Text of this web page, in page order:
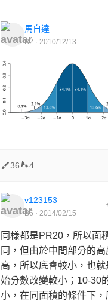
馬自達
B2 · 2010/12/13
36 4
v123153
B6 · 2014/02/15
同樣都是PR20，所以面
同，但由於中間部分的高
高，所以底會較小，也就
始分數改變較小；10-30
小，在同面積的條件下，